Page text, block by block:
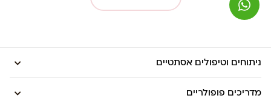
ניתוחים וטיפולים אסתטיים
מדריכים פופולריים